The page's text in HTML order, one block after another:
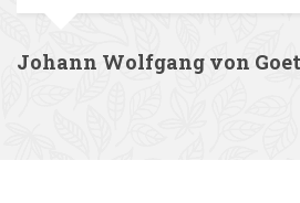
Johann Wolfgang von